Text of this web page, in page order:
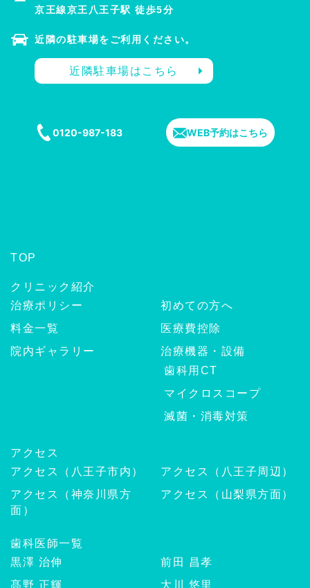
京王線京王八王子駅 徒歩5分
近隣の駐車場をご利用ください。
近隣駐車場はこちら
0120-987-183 WEB予約はこちら
TOP
クリニック紹介
治療ポリシー
初めての方へ
料金一覧
医療費控除
院内ギャラリー
治療機器・設備
歯科用CT
マイクロスコープ
滅菌・消毒対策
アクセス
アクセス（八王子市内）
アクセス（八王子周辺）
アクセス（神奈川県方
面）
アクセス（山梨県方面）
歯科医師一覧
黒澤 治伸
前田 昌孝
髙野 正輝
大川 悠里